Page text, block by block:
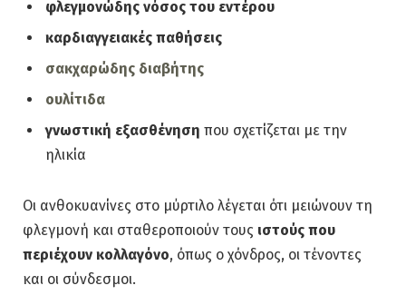
φλεγμονώδης νόσος του εντέρου
καρδιαγγειακές παθήσεις
σακχαρώδης διαβήτης
ουλίτιδα
γνωστική εξασθένηση που σχετίζεται με την
ηλικία
Οι ανθοκυανίνες στο μύρτιλο λέγεται ότι μειώνουν τη
φλεγμονή και σταθεροποιούν τους ιστούς που
περιέχουν κολλαγόνο, όπως ο χόνδρος, οι τένοντες
και οι σύνδεσμοι.